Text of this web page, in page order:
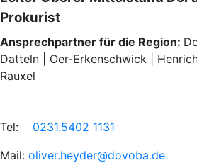
Prokurist
Ansprechpartner für die Region:
Datteln | Oer-Erkenschwick |
Rauxel
Tel: 0231.5402 1131
Mail: oliver.heyder@dovoba.de